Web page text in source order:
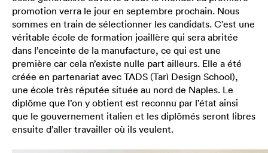
promotion verra le jour en septembre prochain. Nous
sommes en train de sélectionner les candidats. C’est une
véritable école de formation joaillère qui sera abritée
dans l’enceinte de la manufacture, ce qui est une
première car cela n’existe nulle part ailleurs. Elle a été
créée en partenariat avec TADS (Tarì Design School),
une école très réputée située au nord de Naples. Le
diplôme que l’on y obtient est reconnu par l’état ainsi
que le gouvernement italien et les diplômés seront libres
ensuite d’aller travailler où ils veulent.